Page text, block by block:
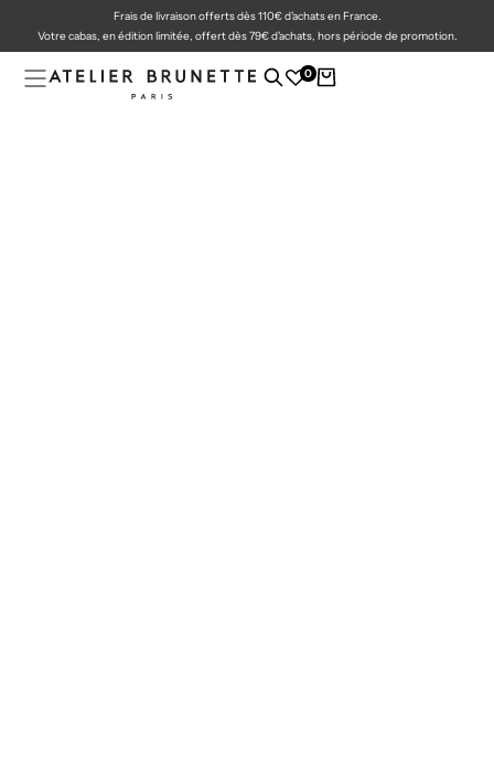
AU
CONTENU
Frais de livraison offerts dès 110€ d'achats en France.
Votre cabas, en édition limitée, offert dès 79€ d'achats, hors période de promotion.
0